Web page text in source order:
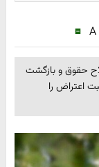
A
حقوق و بازگشت
ثبت اعتراض را